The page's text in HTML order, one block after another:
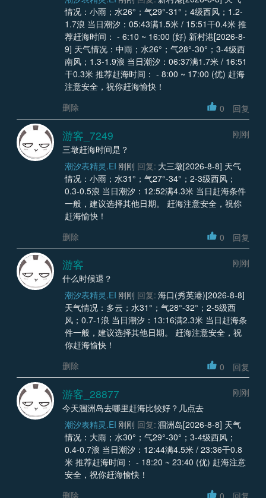
情况：小雨；水26°；气29°-31°；4级西风；1.2-
1.7浪 当日潮汐：05:43满1.5米 / 15:51干0.4米 推
荐赶海时间： - 6:10 ~ 16:00 (好) 新村港[2026-8-
9] 天气情况：中雨；水26°；气28°-30°；3-4级西
南风；1.3-1.9浪 当日潮汐：06:37满1.7米 / 16:51
干0.3米 推荐赶海时间： - 8:00 ~ 17:00 (优) 赶海
注意安全，祝你赶海愉快！
删除
0 回复
游客_7249
刚刚
三墩赶海时间是？
潮汐表精灵.EI 刚刚 回复: 大三墩[2026-8-8] 天气
情况：小雨；水31°；气27°-34°；2-3级西风；
0.3-0.5浪 当日潮汐：12:52满4.3米 当日赶海条件
一般，建议选择其他日期。 赶海注意安全，祝你
赶海愉快！
删除
0 回复
游客
刚刚
什么时候退？
潮汐表精灵.EI 刚刚 回复: 海口(秀英港)[2026-8-8]
天气情况：多云；水31°；气28°-32°；2-5级西
风；0.7-1浪 当日潮汐：13:16满2.3米 当日赶海条
件一般，建议选择其他日期。 赶海注意安全，祝
你赶海愉快！
删除
0 回复
游客_28877
刚刚
今天涠洲岛去哪里赶海比较好？几点去
潮汐表精灵.EI 刚刚 回复: 涠洲岛[2026-8-8] 天气
情况：大雨；水30°；气29°-30°；3-4级西风；
0.4-0.7浪 当日潮汐：12:44满4.5米 / 23:36干0.8
米 推荐赶海时间： - 18:20 ~ 23:40 (优) 赶海注意
安全，祝你赶海愉快！
删除